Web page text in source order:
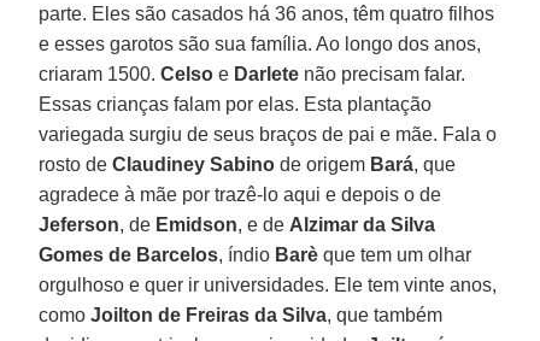
parte. Eles são casados ​​há 36 anos, têm quatro filhos
e esses garotos são sua família. Ao longo dos anos,
criaram 1500.Celso e Darlete não precisam falar.
Essas crianças falam por elas. Esta plantação
variegada surgiu de seus braços de pai e mãe. Fala o
rosto deClaudiney Sabino de origem Bará, que
agradece à mãe por trazê-lo aqui e depois o de
Jeferson, de Emidson, e de Alzimar da Silva
Gomes de Barcelos, índio Barè que tem um olhar
orgulhoso e quer ir universidades. Ele tem vinte anos,
comoJoilton de Freiras da Silva, que também